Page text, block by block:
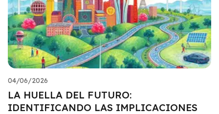
04/06/2026
LA HUELLA DEL FUTURO:
IDENTIFICANDO LAS IMPLICACIONES